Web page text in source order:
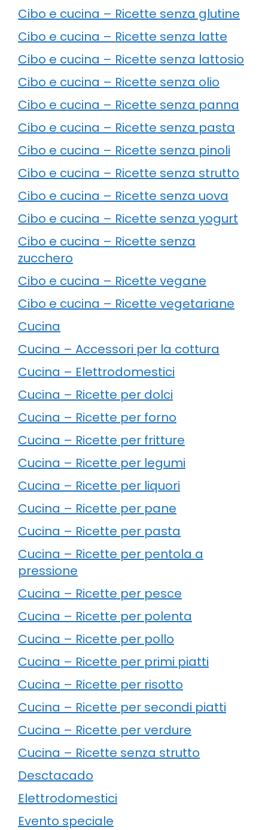
Cibo e cucina – Ricette senza glutine
Cibo e cucina – Ricette senza latte
Cibo e cucina – Ricette senza lattosio
Cibo e cucina – Ricette senza olio
Cibo e cucina – Ricette senza panna
Cibo e cucina – Ricette senza pasta
Cibo e cucina – Ricette senza pinoli
Cibo e cucina – Ricette senza strutto
Cibo e cucina – Ricette senza uova
Cibo e cucina – Ricette senza yogurt
Cibo e cucina – Ricette senza
zucchero
Cibo e cucina – Ricette vegane
Cibo e cucina – Ricette vegetariane
Cucina
Cucina – Accessori per la cottura
Cucina – Elettrodomestici
Cucina – Ricette per dolci
Cucina – Ricette per forno
Cucina – Ricette per fritture
Cucina – Ricette per legumi
Cucina – Ricette per liquori
Cucina – Ricette per pane
Cucina – Ricette per pasta
Cucina – Ricette per pentola a
pressione
Cucina – Ricette per pesce
Cucina – Ricette per polenta
Cucina – Ricette per pollo
Cucina – Ricette per primi piatti
Cucina – Ricette per risotto
Cucina – Ricette per secondi piatti
Cucina – Ricette per verdure
Cucina – Ricette senza strutto
Desctacado
Elettrodomestici
Evento speciale